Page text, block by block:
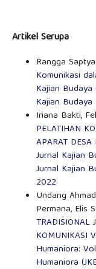
Artikel Serupa
Rangga
Komunikasi
Kajian
Kajian Budaya
Iriana Bakti,
PELATIHAN
APARAT
Jurnal Kajian
Jurnal Kajian
2022
Undang
Permana, Elis
TRADISIONAL
KOMUNIKASI
Humaniora:
Humaniora